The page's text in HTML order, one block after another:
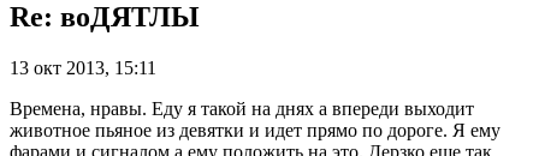
Re: воДЯТЛЫ
13 окт 2013, 15:11
Времена, нравы. Еду я такой на днях а впереди выходит
животное пьяное из девятки и идет прямо по дороге. Я ему